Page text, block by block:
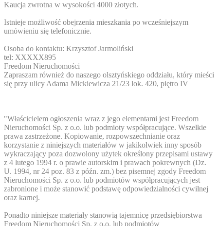
Kaucja zwrotna w wysokości 4000 złotych.
Istnieje możliwość obejrzenia mieszkania po wcześniejszym
umówieniu się telefonicznie.
Osoba do kontaktu: Krzysztof Jarmoliński
tel: XXXXX895
Freedom Nieruchomości
Zapraszam również do naszego olsztyńskiego oddziału, który mieści
się przy ulicy Adama Mickiewicza 21/23 lok. 420, piętro IV
"Właścicielem ogłoszenia wraz z jego elementami jest Freedom
Nieruchomości Sp. z o.o. lub podmioty współpracujące. Wszelkie
prawa zastrzeżone. Kopiowanie, rozpowszechnianie oraz
korzystanie z niniejszych materiałów w jakikolwiek inny sposób
wykraczający poza dozwolony użytek określony przepisami ustawy
z 4 lutego 1994 r. o prawie autorskim i prawach pokrewnych (Dz.
U. 1994, nr 24 poz. 83 z późn. zm.) bez pisemnej zgody Freedom
Nieruchomości Sp. z o.o. lub podmiotów współpracujących jest
zabronione i może stanowić podstawę odpowiedzialności cywilnej
oraz karnej.
Ponadto niniejsze materiały stanowią tajemnicę przedsiębiorstwa
Freedom Nieruchomości Sp. z o.o. lub podmiotów